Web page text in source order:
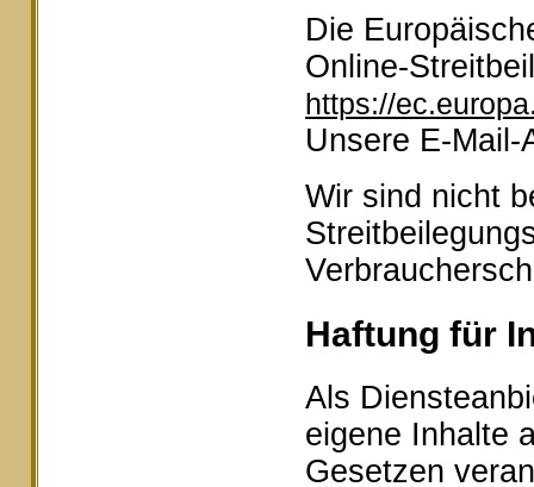
Die
Online-
https://
Unsere E-
Wir sind nicht
Haftung für
Als
eigene Inhalte
Gesetzen